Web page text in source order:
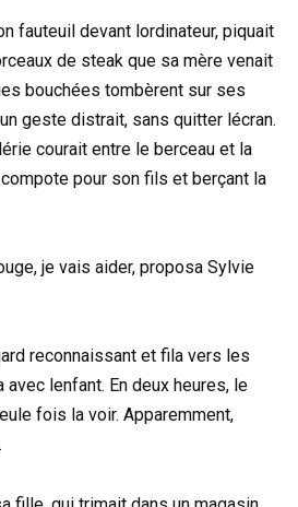
fauteuil devant lordinateur, piquait
de steak que sa mère venait
bouchées tombèrent sur ses
geste distrait, sans quitter lécran.
courait entre le berceau et la
pour son fils et berçant la
je vais aider, proposa Sylvie
reconnaissant et fila vers les
lenfant. En deux heures, le
fois la voir. Apparemment,